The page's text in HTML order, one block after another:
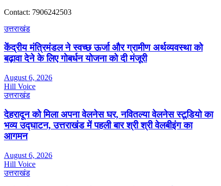
Contact: 7906242503
उत्तराखंड
केंद्रीय मंत्रिमंडल ने स्वच्छ ऊर्जा और ग्रामीण अर्थव्यवस्था को
बढ़ावा देने के लिए गोबर्धन योजना को दी मंजूरी
August 6, 2026
Hill Voice
उत्तराखंड
देहरादून को मिला अपना वेलनेस घर, नवितल्या वेलनेस स्टूडियो का
भव्य उद्घाटन, उत्तराखंड में पहली बार श्री श्री वेलबीइंग का
आगमन
August 6, 2026
Hill Voice
उत्तराखंड